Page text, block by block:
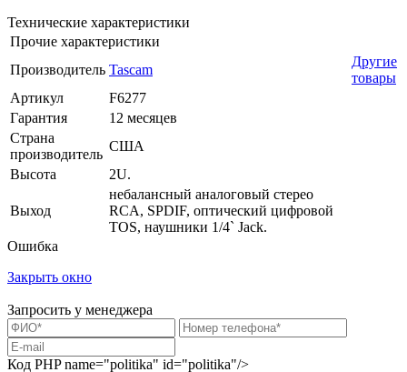
Технические характеристики
Прочие характеристики
Производитель Tascam
Другие
товары
Артикул
F6277
Гарантия
12 месяцев
Страна
производитель
США
Высота
2U.
Выход
небалансный аналоговый стерео
RCA, SPDIF, оптический цифровой
TOS, наушники 1/4` Jack.
Ошибка
Закрыть окно
Запросить у менеджера
Код PHPname="politika" id="politika"/>